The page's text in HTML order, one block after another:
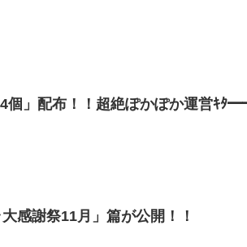
個」配布！！超絶ぽかぽか運
感謝祭11月」篇が公開！！